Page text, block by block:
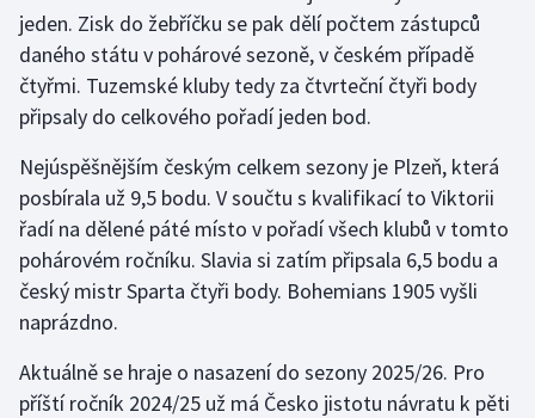
Stolní tenis
Triatlon
Veslování
Vodní slalom
Volejbal
Ostatní
jeden. Zisk do žebříčku se pak dělí počtem zástupců
daného státu v pohárové sezoně, v českém případě
čtyřmi. Tuzemské kluby tedy za čtvrteční čtyři body
připsaly do celkového pořadí jeden bod.
Nejúspěšnějším českým celkem sezony je Plzeň, která
posbírala už 9,5 bodu. V součtu s kvalifikací to Viktorii
řadí na dělené páté místo v pořadí všech klubů v tomto
pohárovém ročníku. Slavia si zatím připsala 6,5 bodu a
český mistr Sparta čtyři body. Bohemians 1905 vyšli
naprázdno.
Aktuálně se hraje o nasazení do sezony 2025/26. Pro
příští ročník 2024/25 už má Česko jistotu návratu k pěti